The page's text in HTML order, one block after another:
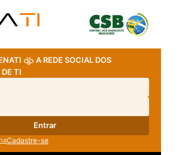
A REDE SOCIAL DOS
TI
Entrar
Cadastre-se